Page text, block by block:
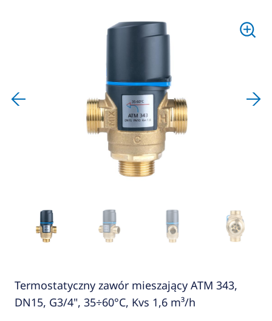
Termostatyczny zawór mieszający ATM 343,
DN15, G3/4", 35÷60°C, Kvs 1,6 m³/h